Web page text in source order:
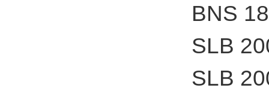
BNS
SLB
SLB